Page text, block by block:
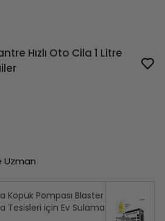
Hızlı Oto Cila 1 Litre
Uzman
Köpük Pompası Blaster
Tesisleri için Ev Sulama